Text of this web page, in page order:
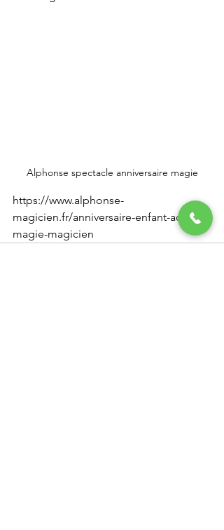
Alphonse spectacle anniversaire magie
https://www.alphonse-
magicien.fr/anniversaire-enfant-adulte-
magie-magicien